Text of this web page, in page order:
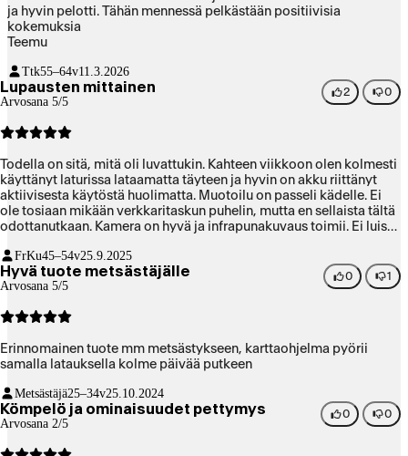
ja hyvin pelotti. Tähän mennessä pelkästään positiivisia
kokemuksia
Teemu
Ttk55–64v11.3.2026
Lupausten mittainen
Arvosana 5/5
2 0
Todella on sitä, mitä oli luvattukin. Kahteen viikkoon olen kolmesti
käyttänyt laturissa lataamatta täyteen ja hyvin on akku riittänyt
aktiivisesta käytöstä huolimatta. Muotoilu on passeli kädelle. Ei
ole tosiaan mikään verkkaritaskun puhelin, mutta en sellaista tältä
odottanutkaan. Kamera on hyvä ja infrapunakuvaus toimii. Ei luisu
on enemmän kuin tarpeeksi. Edellinen Oukitel WP2 kesti 7 vuotta
käytössä. Piti vaihtaa uuteen, kun jotkut sovellukset eivät enää
tukeneet vanhan järjestelmää. Siltä pohjalta uskallan odottaa
FrKu45–54v25.9.2025
Hyvä tuote metsästäjälle
Arvosana 5/5
0 1
Erinnomainen tuote mm metsästykseen, karttaohjelma pyörii
samalla latauksella kolme päivää putkeen
Metsästäjä25–34v25.10.2024
Kömpelö ja ominaisuudet pettymys
Arvosana 2/5
0 0